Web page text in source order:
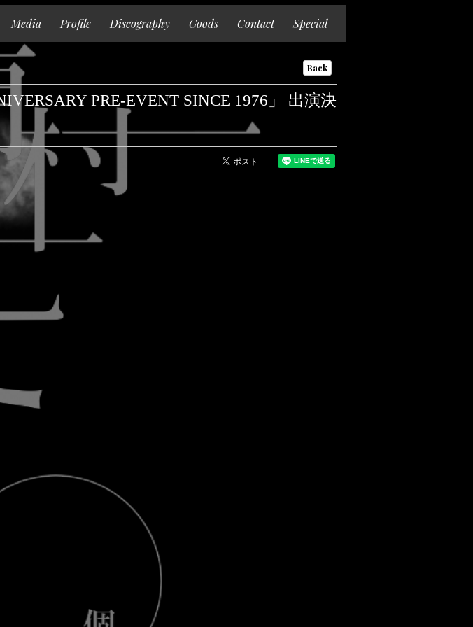
Media Profile Discography Goods Contact Special
Back
PRE-EVENT SINCE 1976」 出演決